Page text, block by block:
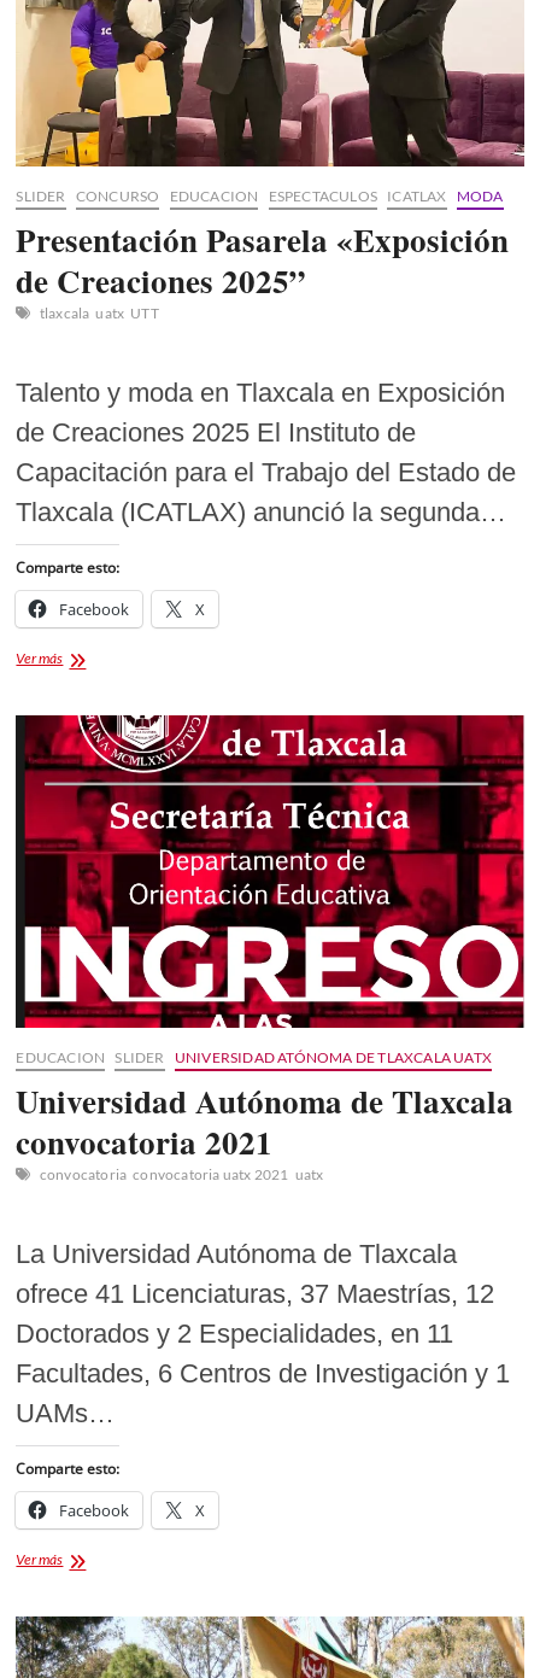
SLIDER CONCURSO EDUCACION ESPECTACULOS ICATLAX MODA
Presentación Pasarela «Exposición
de Creaciones 2025”
tlaxcala uatx UTT
Talento y moda en Tlaxcala en Exposición
de Creaciones 2025 El Instituto de
Capacitación para el Trabajo del Estado de
Tlaxcala (ICATLAX) anunció la segunda…
Comparte esto:
Facebook X
Ver másPresentación
de
Creaciones
2025”
EDUCACION SLIDER UNIVERSIDAD ATÓNOMA DE TLAXCALA UATX
Universidad Autónoma de Tlaxcala
convocatoria 2021
convocatoria convocatoria uatx 2021 uatx
La Universidad Autónoma de Tlaxcala
ofrece 41 Licenciaturas, 37 Maestrías, 12
Doctorados y 2 Especialidades, en 11
Facultades, 6 Centros de Investigación y 1
UAMs…
Comparte esto:
Facebook X
Ver másUniversidad
Tlaxcala
convocatoria
2021